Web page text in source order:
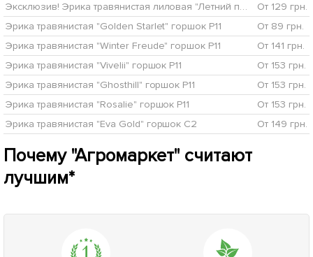
Эксклюзив! Эрика травянистая лиловая "Летний поцелуй" (Summer kiss) (премиальный неприхотливый сорт) P11
От 129 грн.
Эрика травянистая "Golden Starlet" горшок P11
От 89 грн.
Эрика травянистая "Winter Freude" горшок P11
От 141 грн.
Эрика травянистая "Vivelii" горшок P11
От 153 грн.
Эрика травянистая "Ghosthill" горшок P11
От 153 грн.
Эрика травянистая "Rosalie" горшок P11
От 153 грн.
Эрика травянистая "Eva Gold" горшок С2
От 149 грн.
Почему "Агромаркет" считают
лучшим*